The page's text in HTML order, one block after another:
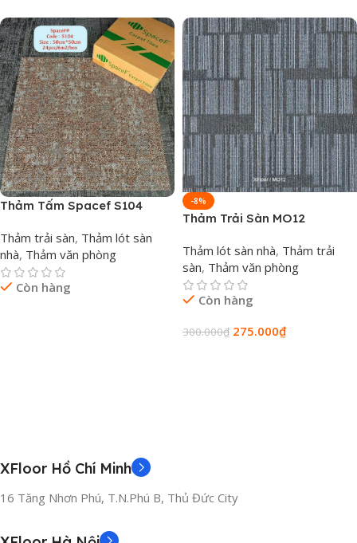
Thảm Tấm Spacef S104
Thảm trải sàn, Thảm lót sàn
nhà, Thảm văn phòng
Còn hàng
-8%
Thảm Trải Sàn MO12
Thảm lót sàn nhà, Thảm trải
sàn, Thảm văn phòng
Còn hàng
300.000₫ 275.000₫
XFloor Hồ Chí Minh
16 Tăng Nhơn Phú, T.N.Phú B, Thủ Đức City